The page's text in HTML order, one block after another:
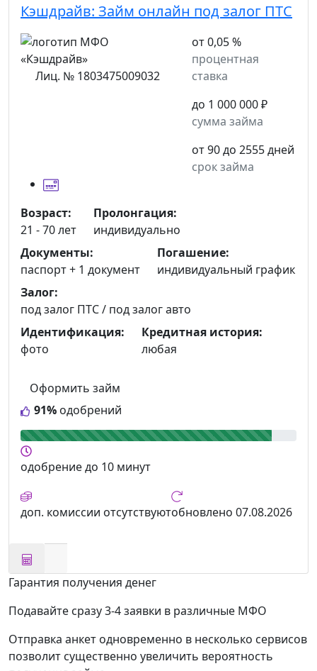
Кэшдрайв: Займ онлайн под залог ПТС
Лиц. № 1803475009032
от 0,05 %
процентная
ставка
до 1 000 000 ₽
сумма займа
от 90 до 2555 дней
срок займа
91% одобрений
Оформить займ
Возраст:
21 - 70 лет
Пролонгация:
индивидуально
Документы:
паспорт + 1 документ
Погашение:
индивидуальный график
Залог:
под залог ПТС / под залог авто
Идентификация:
фото
Кредитная история:
любая
одобрениедо 10 минут
доп. комиссии отсутствуютобновлено 07.08.2026
Гарантия получения денег
Подавайте сразу 3-4 заявки в различные МФО
Отправка анкет одновременно в несколько сервисов
позволит существенно увеличить вероятность